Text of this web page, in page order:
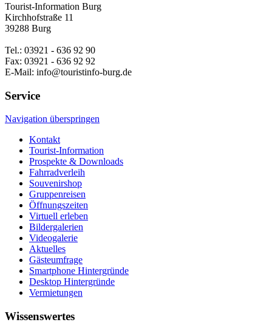
Tourist-Information Burg
Kirchhofstraße 11
39288 Burg
Tel.: 03921 - 636 92 90
Fax: 03921 - 636 92 92
E-Mail: info@touristinfo-burg.de
Service
Navigation überspringen
Kontakt
Tourist-Information
Prospekte & Downloads
Fahrradverleih
Souvenirshop
Gruppenreisen
Öffnungszeiten
Virtuell erleben
Bildergalerien
Videogalerie
Aktuelles
Gästeumfrage
Smartphone Hintergründe
Desktop Hintergründe
Vermietungen
Wissenswertes